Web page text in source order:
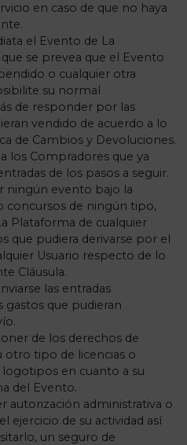
en caso de que no haya
el Evento de La
se prevea que el Evento
o cualquier otra
su normal
de responder por las
vendido de acuerdo a lo
de Cambios y Devoluciones.
los Compradores que ya
de los pasos a seguir.
ningún evento bajo la
concursos de ningún tipo,
Plataforma de cualquier
que pudiera derivarse por el
Usuario respecto de lo
Cláusula.
las entradas
que pudieran
de los derechos de
otro tipo de licencias o
en cuanto a su
del Evento.
autorización administrativa o
ejercicio de su actividad así
un seguro de